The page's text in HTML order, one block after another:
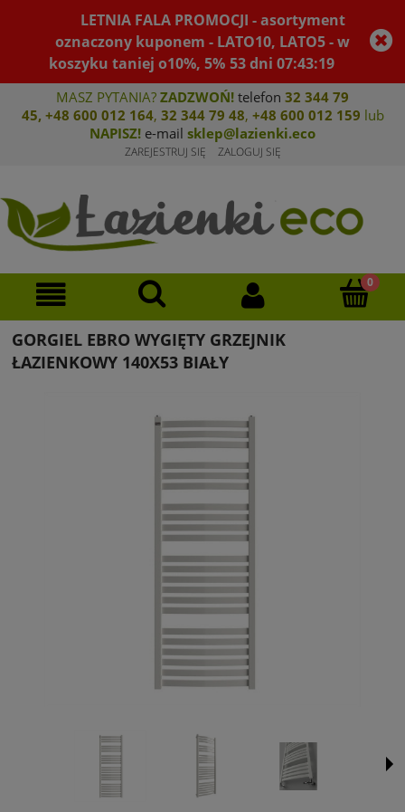
LETNIA FALA PROMOCJI - asortyment
oznaczony kuponem - LATO10, LATO5 - w
koszyku taniej o10%, 5% 53dni07:43:19
MASZ PYTANIA? ZADZWOŃ! telefon 32 344 79
45, +48 600 012 164, 32 344 79 48, +48 600 012 159 lub
NAPISZ! e-mail sklep@lazienki.eco
ZAREJESTRUJ SIĘ ZALOGUJ SIĘ
GORGIEL EBRO WYGIĘTY GRZEJNIK
ŁAZIENKOWY 140X53 BIAŁY